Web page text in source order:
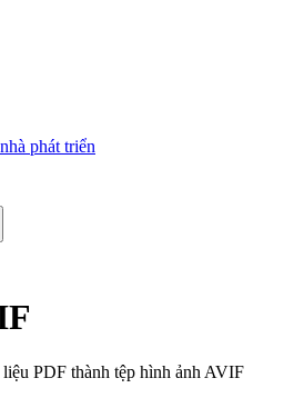
phát triển
PDF thành tệp hình ảnh AVIF